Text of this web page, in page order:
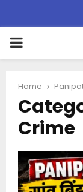
PRIMARY
Home
Crime